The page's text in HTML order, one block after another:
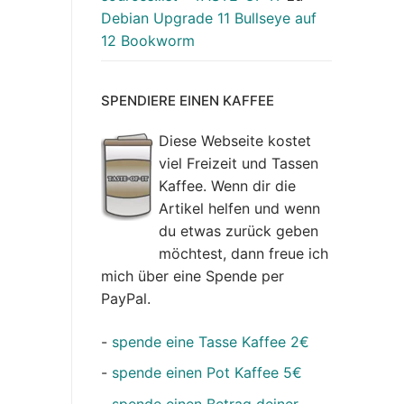
Debian Upgrade 11 Bullseye auf
12 Bookworm
SPENDIERE EINEN KAFFEE
Diese Webseite kostet
viel Freizeit und Tassen
Kaffee. Wenn dir die
Artikel helfen und wenn
du etwas zurück geben
möchtest, dann freue ich
mich über eine Spende per
PayPal.
- spende eine Tasse Kaffee 2€
- spende einen Pot Kaffee 5€